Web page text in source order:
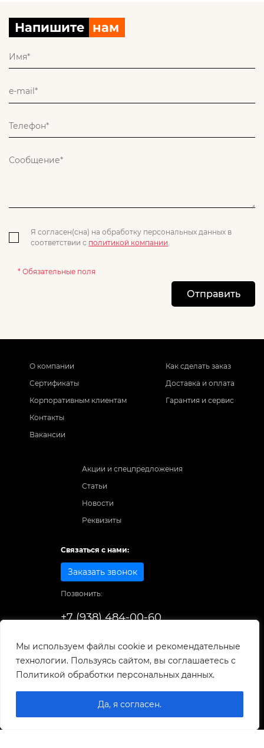
Мы используем файлы cookie и рекомендательные
технологии. Пользуясь сайтом, вы соглашаетесь с
Политикой обработки персональных данных.
Да, я согласен.
Напишите нам
Я согласен(сна) на обработку персональных данных в
соответствии с политикой компании
* Обязательные поля
Отправить
О компании
Сертификаты
Корпоративным клиентам
Контакты
Вакансии
Как сделать заказ
Доставка и оплата
Гарантия и сервис
Акции и спецпредложения
Статьи
Новости
Реквизиты
Связаться с нами:
Заказать звонок
Позвонить:
+7 (938) 484-00-60
© 1998-2026
0